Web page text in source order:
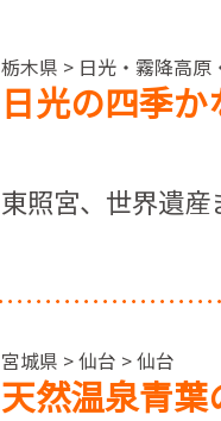
栃木県 > 日光・霧降高
日光の四季
東照宮、世界遺
宮城県 > 仙台 > 仙台
天然温泉青葉